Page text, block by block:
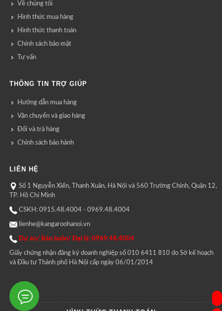
Về chúng tôi
Hình thức mua hàng
Hình thức thanh toán
Chính sách bảo mật
Tư vấn
THÔNG TIN TRỢ GIÚP
Hướng dẫn mua hàng
Vận chuyển và giao hàng
Đổi và trả hàng
Chính sách bảo hành
LIÊN HỆ
Số 1 Nguyễn Xiển, Thanh Xuân, Hà Nội và 560 Trường Chinh, Quận 12,
TP. Hồ Chí Minh
CSKH: 0915.48.4004 - 0969.48.4004
lienhe@kangaroohanoi.vn
Dự án/ Bán buôn/ Đại lý: 0969.48.4004
Giấy chứng nhận đăng ký doanh nghiệp số 010 6411 810 do Sở kế hoạch
và Đầu tư Thành phố Hà Nội cấp ngày 06/01/2014